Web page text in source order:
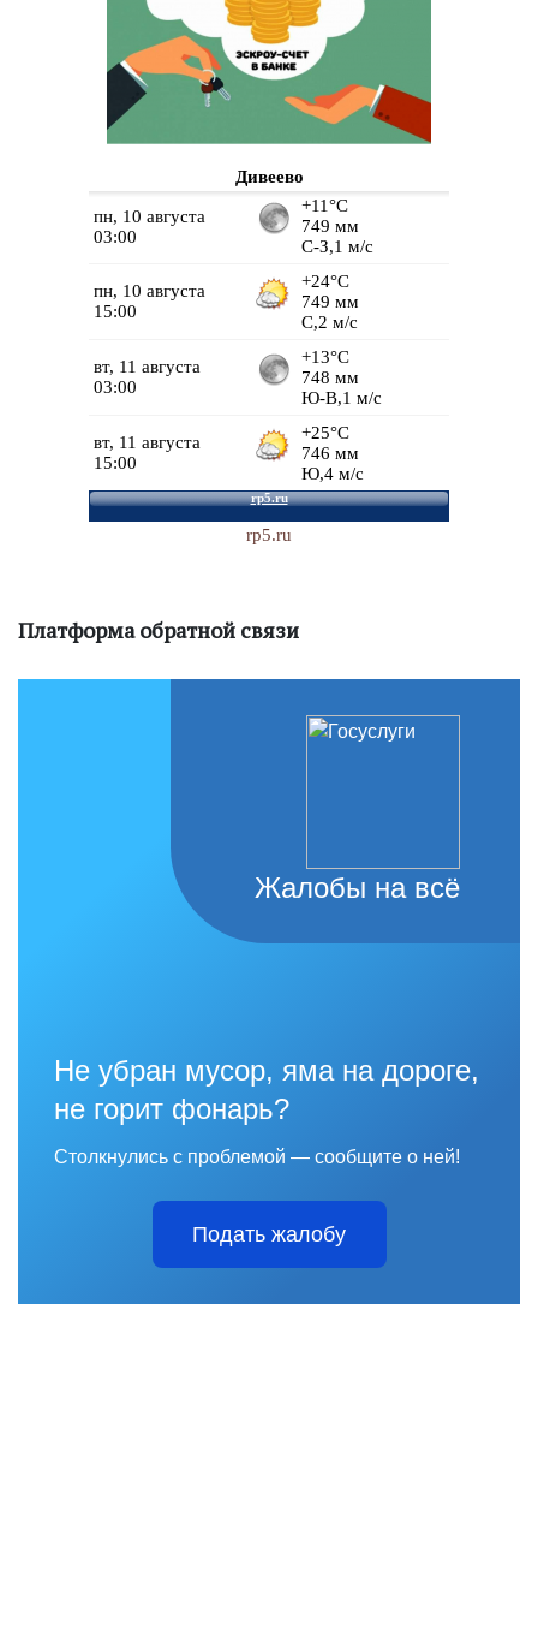
Дивеево
rp5.ru
Платформа обратной связи
Жалобы на всё
Не убран мусор, яма на дороге,
не горит фонарь?
Столкнулись с проблемой — сообщите о ней!
Подать жалобу